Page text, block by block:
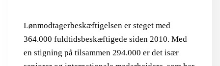
Lønmodtagerbeskæftigelsen er steget med
364.000 fuldtidsbeskæftigede siden 2010. Med
en stigning på tilsammen 294.000 er det især